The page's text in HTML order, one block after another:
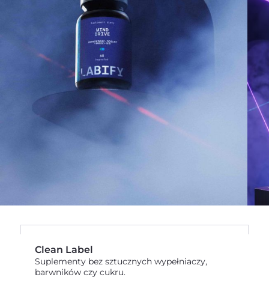
Clean Label
Suplementy bez sztucznych wypełniaczy,
barwników czy cukru.